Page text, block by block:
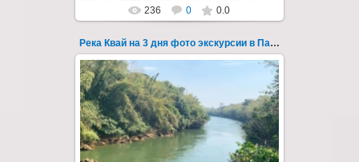
236 0 0.0
Река Квай на 3 дня фото экскурсии в Паттайе 40
22.03.2023
Тур на три дня из Паттайи на реку Квай,
водопады Эраван, Сайок Ной и Сайок Яй,
затопленный город Сангклабури, деревня...